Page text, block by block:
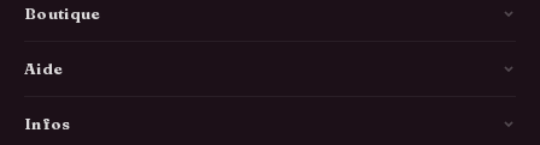
Boutique
Aide
Infos